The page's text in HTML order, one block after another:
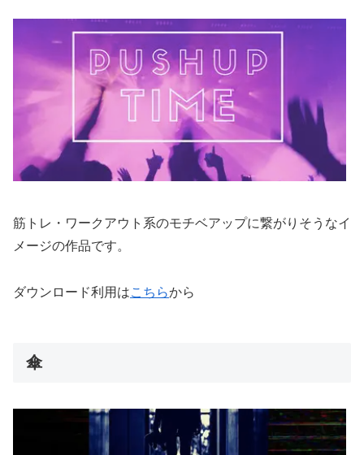
筋トレ・ワークアウト系のモチベアップに繋がりそうなイ
メージの作品です。
ダウンロード利用はこちらから
傘